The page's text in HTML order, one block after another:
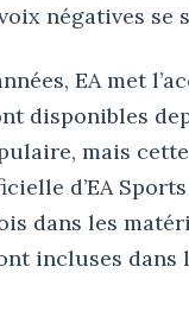
négatives
EA met
disponibles
mais cette
d’EA
dans les
incluses